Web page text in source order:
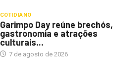
COTIDIANO
Garimpo Day reúne brechós,
gastronomia e atrações
culturais...
7 de agosto de 2026